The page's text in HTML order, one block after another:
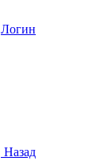
Логин
Назад